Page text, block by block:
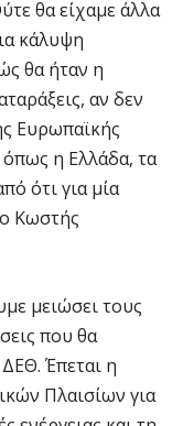
θα είχαμε άλλα
κάλυψη
θα ήταν η
αν δεν
Ευρωπαϊκής
η Ελλάδα, τα
ότι για μία
Κωστής
μειώσει τους
που θα
Έπεται η
Πλαισίων για